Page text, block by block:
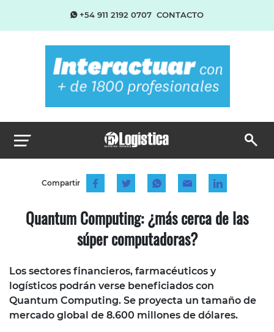
+54 911 2192 0707 CONTACTO
Compartir
Quantum Computing: ¿más cerca de las
súper computadoras?
Los sectores financieros, farmacéuticos y
logísticos podrán verse beneficiados con
Quantum Computing. Se proyecta un tamaño de
mercado global de 8.600 millones de dólares.